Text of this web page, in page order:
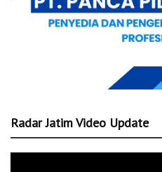
Radar Jatim Video Update